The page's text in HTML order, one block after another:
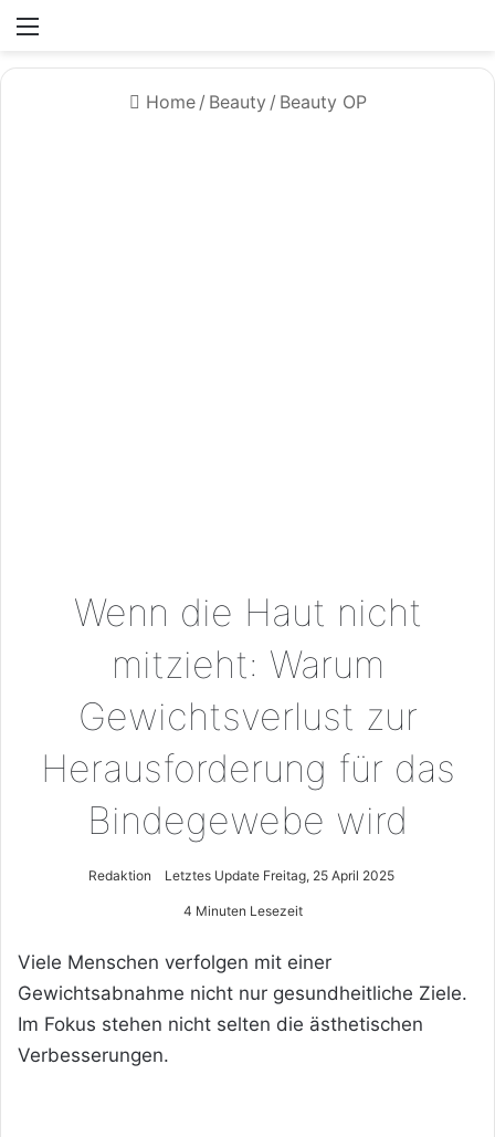
Home / Beauty / Beauty OP
Wenn die Haut nicht
mitzieht: Warum
Gewichtsverlust zur
Herausforderung für das
Bindegewebe wird
Redaktion Letztes Update Freitag, 25 April 2025
4 Minuten Lesezeit
Viele Menschen verfolgen mit einer
Gewichtsabnahme nicht nur gesundheitliche Ziele.
Im Fokus stehen nicht selten die ästhetischen
Verbesserungen.